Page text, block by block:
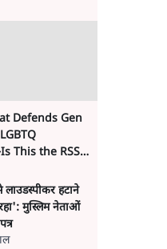
Defends Gen
This the RSS's
हटाने
मुस्लिम नेताओं